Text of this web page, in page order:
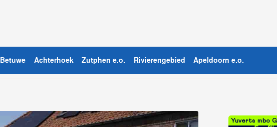
Betuwe Achterhoek Zutphen e.o. Rivierengebied Apeldoorn e.o.